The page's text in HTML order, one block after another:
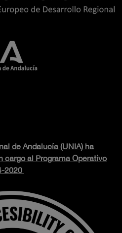
de Andalucía (UNIA) ha
cargo al Programa Operativo
2020